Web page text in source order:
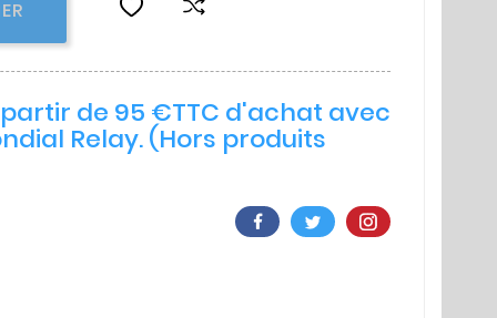
de 95 €TTC d'achat avec
Relay. (Hors produits